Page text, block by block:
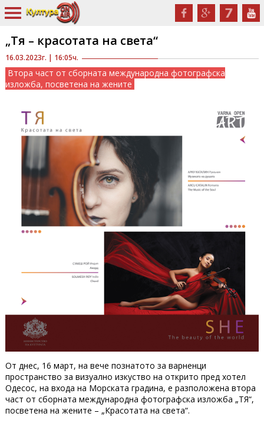
16.03.2023г. | 16:05ч.
„Тя – красотата на света“
Втора част от сборната международна фотографска
изложба, посветена на жените
От днес, 16 март, на вече познатото за варненци
пространство за визуално изкуство на открито пред хотел
Одесос, на входа на Морската градина, е разположена втора
част от сборната международна фотографска изложба „ТЯ“,
посветена на жените – „Красотата на света“.